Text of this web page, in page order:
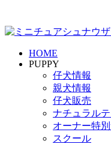
HOME
PUPPY
仔犬情報
親犬情報
仔犬販売
ナチュラル
オーナー特
スクール